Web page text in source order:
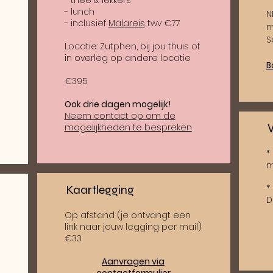
- lunch
- inclusief Malareis twv €77
Locatie: Zutphen, bij jou thuis of
in overleg op andere locatie
€395
Ook drie dagen mogelijk!
Neem contact op om de
mogelijkheden te bespreken
Kaartlegging
Op afstand (je ontvangt een
link naar jouw legging per mail)
€33
Aanvragen via
*
*